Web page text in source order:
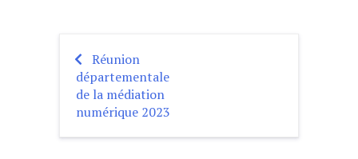
Navigation
de
l’article
Réunion
départementale
de la médiation
numérique 2023